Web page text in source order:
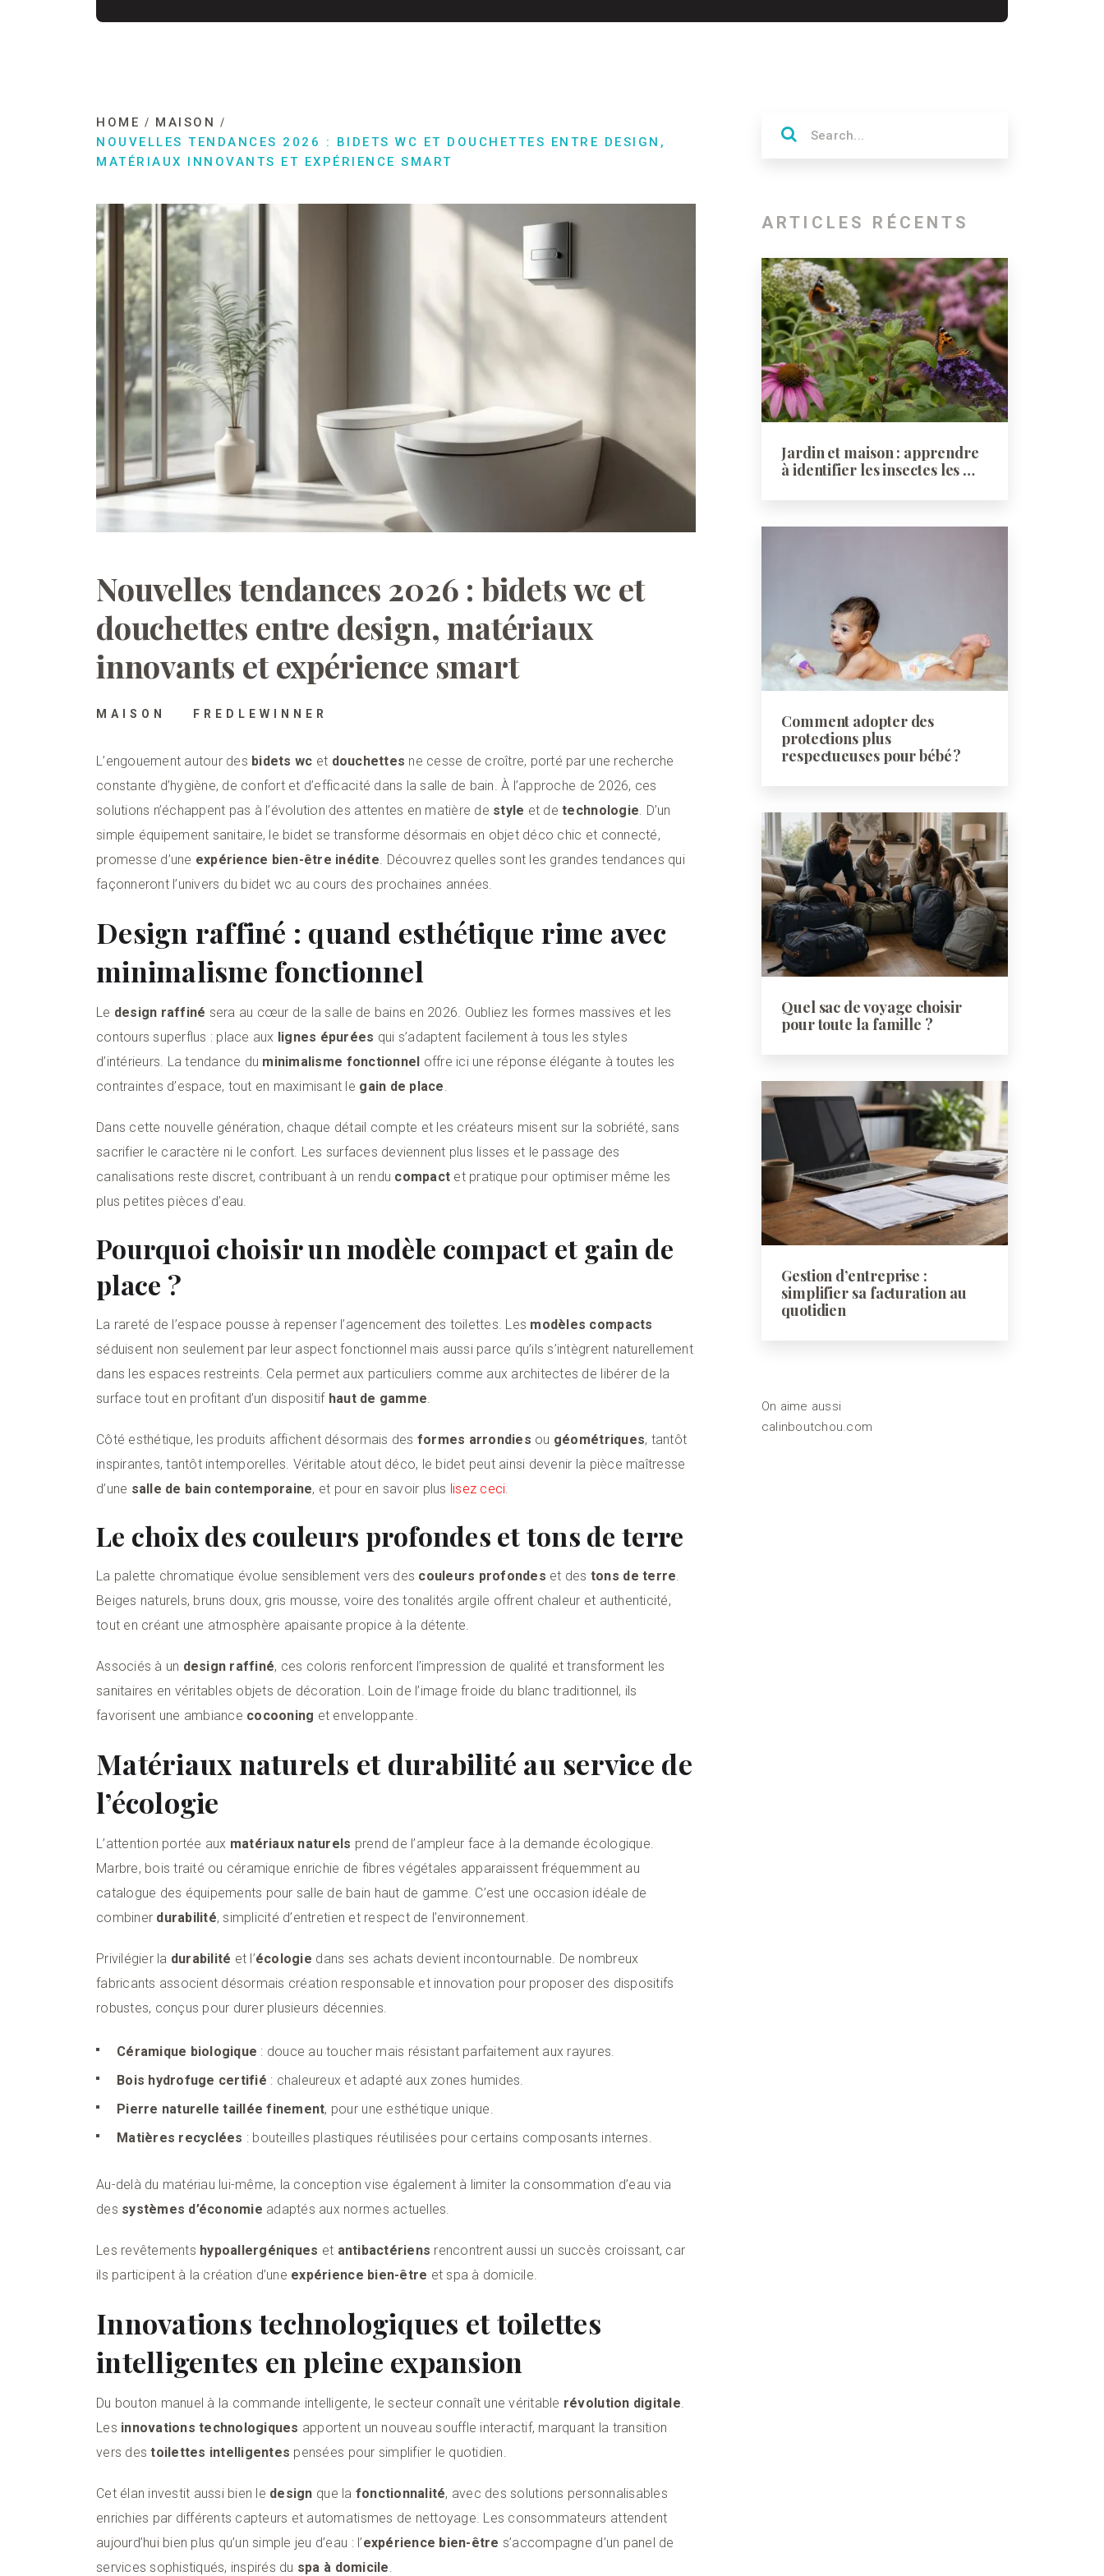
HOME
MAISON
NOUVELLES TENDANCES 2026 : BIDETS WC ET DOUCHETTES ENTRE DESIGN,
MATÉRIAUX INNOVANTS ET EXPÉRIENCE SMART
Nouvelles tendances 2026 : bidets wc et
douchettes entre design, matériaux
innovants et expérience smart
MAISON FREDLEWINNER
L’engouement autour des bidets wc et douchettes ne cesse de croître, porté par une recherche
constante d’hygiène, de confort et d’efficacité dans la salle de bain. À l’approche de 2026, ces
solutions n’échappent pas à l’évolution des attentes en matière de style et detechnologie. D’un
simple équipement sanitaire, le bidet se transforme désormais en objet déco chic et connecté,
promesse d’une expérience bien-être inédite. Découvrez quelles sont les grandes tendances qui
façonneront l’univers du bidet wc au cours des prochaines années.
Design raffiné : quand esthétique rime avec
minimalisme fonctionnel
Le design raffiné sera au cœur de la salle de bains en 2026. Oubliez les formes massives et les
contours superflus : place aux lignes épurées qui s’adaptent facilement à tous les styles
d’intérieurs. La tendance du minimalisme fonctionnel offre ici une réponse élégante à toutes les
contraintes d’espace, tout en maximisant le gain de place.
Dans cette nouvelle génération, chaque détail compte et les créateurs misent sur la sobriété, sans
sacrifier le caractère ni le confort. Les surfaces deviennent plus lisses et le passage des
canalisations reste discret, contribuant à un rendu compact et pratique pour optimiser même les
plus petites pièces d’eau.
Pourquoi choisir un modèle compact et gain de
place ?
La rareté de l’espace pousse à repenser l’agencement des toilettes. Les modèles compacts
séduisent non seulement par leur aspect fonctionnel mais aussi parce qu’ils s’intègrent naturellement
dans les espaces restreints. Cela permet aux particuliers comme aux architectes de libérer de la
surface tout en profitant d’un dispositif haut de gamme.
Côté esthétique, les produits affichent désormais des formes arrondies ou géométriques, tantôt
inspirantes, tantôt intemporelles. Véritable atout déco, le bidet peut ainsi devenir la pièce maîtresse
d’une salle de bain contemporaine, et pour en savoir plus lisez ceci.
Le choix des couleurs profondes et tons de terre
La palette chromatique évolue sensiblement vers des couleurs profondes et des tons de terre.
Beiges naturels, bruns doux, gris mousse, voire des tonalités argile offrent chaleur et authenticité,
tout en créant une atmosphère apaisante propice à la détente.
Associés à un design raffiné, ces coloris renforcent l’impression de qualité et transforment les
sanitaires en véritables objets de décoration. Loin de l’image froide du blanc traditionnel, ils
favorisent une ambiance cocooning et enveloppante.
Matériaux naturels et durabilité au service de
l’écologie
L’attention portée aux matériaux naturels prend de l’ampleur face à la demande écologique.
Marbre, bois traité ou céramique enrichie de fibres végétales apparaissent fréquemment au
catalogue des équipements pour salle de bain haut de gamme. C’est une occasion idéale de
combiner durabilité, simplicité d’entretien et respect de l’environnement.
Privilégier la durabilité et l’écologie dans ses achats devient incontournable. De nombreux
fabricants associent désormais création responsable et innovation pour proposer des dispositifs
robustes, conçus pour durer plusieurs décennies.
Céramique biologique : douce au toucher mais résistant parfaitement aux rayures.
Bois hydrofuge certifié : chaleureux et adapté aux zones humides.
Pierre naturelle taillée finement, pour une esthétique unique.
Matières recyclées : bouteilles plastiques réutilisées pour certains composants internes.
Au-delà du matériau lui-même, la conception vise également à limiter la consommation d’eau via
des systèmes d’économie adaptés aux normes actuelles.
Les revêtements hypoallergéniques et antibactériens rencontrent aussi un succès croissant, car
ils participent à la création d’une expérience bien-être et spa à domicile.
Innovations technologiques et toilettes
intelligentes en pleine expansion
Du bouton manuel à la commande intelligente, le secteur connaît une véritable révolution digitale.
Les innovations technologiques apportent un nouveau souffle interactif, marquant la transition
vers destoilettes intelligentes pensées pour simplifier le quotidien.
Cet élan investit aussi bien le design que la fonctionnalité, avec des solutions personnalisables
enrichies par différents capteurs et automatismes de nettoyage. Les consommateurs attendent
aujourd’hui bien plus qu’un simple jeu d’eau : l’expérience bien-être s’accompagne d’un panel de
services sophistiqués, inspirés du spa à domicile.
ARTICLES RÉCENTS
Jardin et maison : apprendre
à identifier les insectes les …
Comment adopter des
protections plus
respectueuses pour bébé ?
Quel sac de voyage choisir
pour toute la famille ?
Gestion d’entreprise :
simplifier sa facturation au
quotidien
On aime aussi
calinboutchou.com